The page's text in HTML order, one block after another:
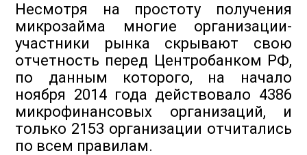
Несмотря на простоту получения
микрозайма многие организации-
участники рынка скрывают свою
отчетность перед Центробанком РФ,
по данным которого, на начало
ноября 2014 года действовало 4386
микрофинансовых организаций, и
только 2153 организации отчитались
по всем правилам.